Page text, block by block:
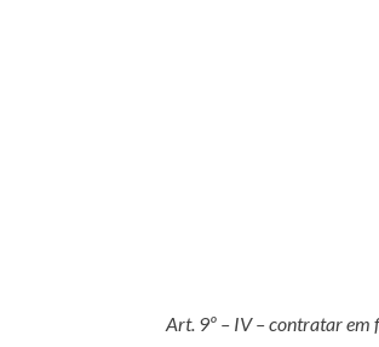
Art. 9º – IV – contratar em